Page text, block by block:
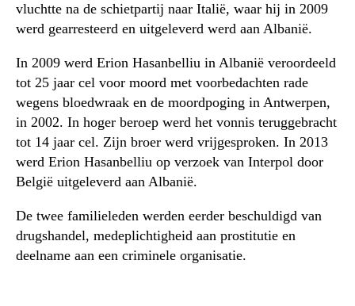
vluchtte na de schietpartij naar Italië, waar hij in 2009
werd gearresteerd en uitgeleverd werd aan Albanië.
In 2009 werd Erion Hasanbelliu in Albanië veroordeeld
tot 25 jaar cel voor moord met voorbedachten rade
wegens bloedwraak en de moordpoging in Antwerpen,
in 2002. In hoger beroep werd het vonnis teruggebracht
tot 14 jaar cel. Zijn broer werd vrijgesproken. In 2013
werd Erion Hasanbelliu op verzoek van Interpol door
België uitgeleverd aan Albanië.
De twee familieleden werden eerder beschuldigd van
drugshandel, medeplichtigheid aan prostitutie en
deelname aan een criminele organisatie.